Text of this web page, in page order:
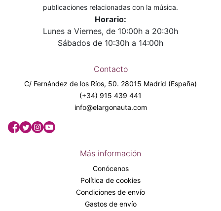
publicaciones relacionadas con la música.
Horario:
Lunes a Viernes, de 10:00h a 20:30h
Sábados de 10:30h a 14:00h
Contacto
C/ Fernández de los Ríos, 50. 28015 Madrid (España)
(+34) 915 439 441
info@elargonauta.com
Más información
Conócenos
Política de cookies
Condiciones de envío
Gastos de envío